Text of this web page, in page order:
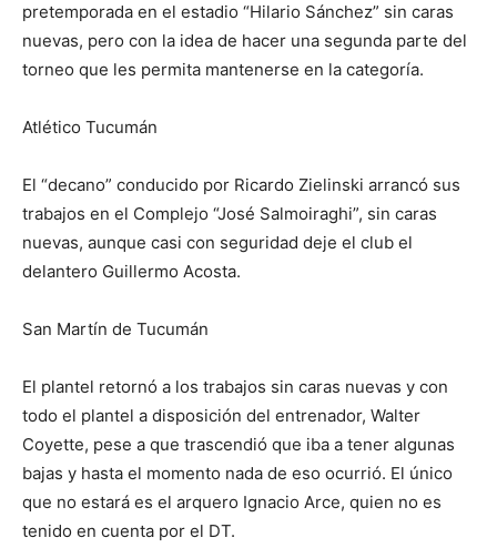
pretemporada en el estadio “Hilario Sánchez” sin caras
nuevas, pero con la idea de hacer una segunda parte del
torneo que les permita mantenerse en la categoría.
Atlético Tucumán
El “decano” conducido por Ricardo Zielinski arrancó sus
trabajos en el Complejo “José Salmoiraghi”, sin caras
nuevas, aunque casi con seguridad deje el club el
delantero Guillermo Acosta.
San Martín de Tucumán
El plantel retornó a los trabajos sin caras nuevas y con
todo el plantel a disposición del entrenador, Walter
Coyette, pese a que trascendió que iba a tener algunas
bajas y hasta el momento nada de eso ocurrió. El único
que no estará es el arquero Ignacio Arce, quien no es
tenido en cuenta por el DT.